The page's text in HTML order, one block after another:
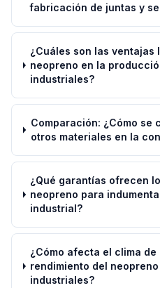
fabricación de juntas y
¿Cuáles son las
neopreno en la
industriales?
Comparación: ¿Cómo se
otros materiales en la
¿Qué garantías ofrecen
neopreno para
industrial?
¿Cómo afecta el clima de
rendimiento del
industriales?